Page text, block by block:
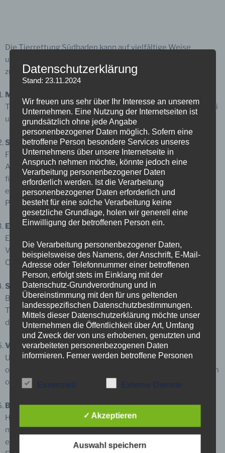
Die Tierrettung Südbaden kann auf vielfältige Weise
unterstützt werden, um ihre wichtige Arbeit für Tiere in Not
zu ermöglichen:
Mitglied werden:
Treten Sie als aktives oder passives Mitglied dem Verein bei
und helfen Sie, die Organisation langfristig zu stärken.
Spenden:
Finanzielle Unterstützung ist essenziell, um Einsätze,
Ausrüstung, Fahrzeugunterhalt und Tierarztkosten zu
finanzieren. Spenden können einmalig oder regelmäßig
erfolgen und sind steuerlich absetzbar.
PayPal: info@tierrettung-suedbaden.de
Ehrenamtliche Mitarbeit:
Engagieren Sie sich aktiv in den Rettungsteams, der
Veranstaltungsbetreuung, der Drohnengruppe oder der
Organisation. Jede helfende Hand wird gebraucht!
Sachspenden:
Benötigt wird oft Material wie Futter, Decken,
Transportboxen oder spezielle Ausrüstung. Fragen Sie nach
dem aktuellen Bedarf.
Veranstaltungen und Aktionen:
Unterstützen Sie die Tierrettung durch die Teilnahme an
oder Organisation von Benefizveranstaltungen, Flohmärkten
oder Spendenaktionen.
Bekanntmachung:
Helfen Sie mit, die Tierrettung Südbaden bekannt zu
machen. Teilen Sie Informationen in sozialen Medien,
erzählen Sie Freunden und Familie davon oder hängen Sie
Datenschutzerklärung
Stand: 23.11.2024
Wir freuen uns sehr über Ihr Interesse an unserem
Unternehmen. Eine Nutzung der Internetseiten ist
grundsätzlich ohne jede Angabe
personenbezogener Daten möglich. Sofern eine
betroffene Person besondere Services unseres
Unternehmens über unsere Internetseite in
Anspruch nehmen möchte, könnte jedoch eine
Verarbeitung personenbezogener Daten
erforderlich werden. Ist die Verarbeitung
personenbezogener Daten erforderlich und
besteht für eine solche Verarbeitung keine
gesetzliche Grundlage, holen wir generell eine
Einwilligung der betroffenen Person ein.
Die Verarbeitung personenbezogener Daten,
beispielsweise des Namens, der Anschrift, E-Mail-
Adresse oder Telefonnummer einer betroffenen
Person, erfolgt stets im Einklang mit der
Datenschutz-Grundverordnung und in
Übereinstimmung mit den für uns geltenden
landesspezifischen Datenschutzbestimmungen.
Mittels dieser Datenschutzerklärung möchte unser
Unternehmen die Öffentlichkeit über Art, Umfang
und Zweck der von uns erhobenen, genutzten und
verarbeiteten personenbezogenen Daten
informieren. Ferner werden betroffene Personen
zahlreiche technische und organisatorische
Maßnahmen umgesetzt, um einen möglichst
lückenlosen Schutz der über diese Internetseite
sicherzustellen. Dennoch können Internetbasierte
✓ Akzeptieren
Auswahl speichern